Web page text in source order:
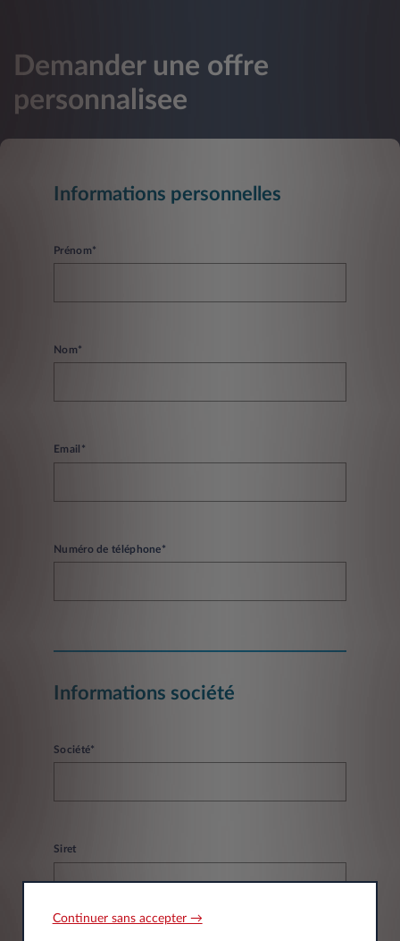
Demander une offre
personnalisee
Informations personnelles
Prénom*
Nom*
Email*
Numéro de téléphone*
Informations société
Société*
Siret
Continuer sans accepter →